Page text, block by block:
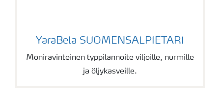
YaraBela SUOMENSALPIETARI
YaraBela SUOMENSALPIETARI
Moniravinteinen typpilannoite viljoille, nurmille
ja öljykasveille.